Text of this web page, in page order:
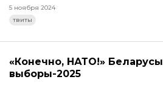
5 ноября 2024
твиты
«Конечно, НАТО!»
выборы-2025